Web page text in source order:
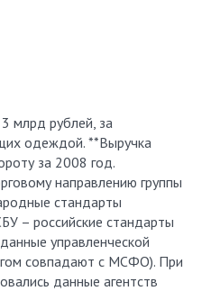
млрд рублей, за
одеждой. **Выручка
за 2008 год.
направлению группы
стандарты
– российские стандарты
управленческой
совпадают с МСФО). При
данные агентств